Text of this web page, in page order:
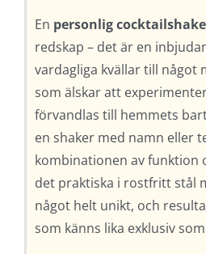
En personlig
redskap – det är en
vardagliga kvällar till något
som älskar att
förvandlas till hemmets
en shaker med namn eller
kombinationen av funktion
det praktiska i rostfritt stål
något helt unikt, och
som känns lika exklusiv